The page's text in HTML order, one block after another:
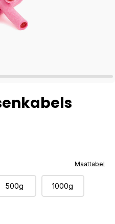
500g 1000g
Maattabel